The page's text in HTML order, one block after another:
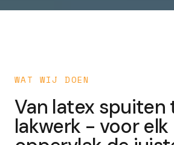
WAT WIJ DOEN
Van latex spuiten
lakwerk - voor elk